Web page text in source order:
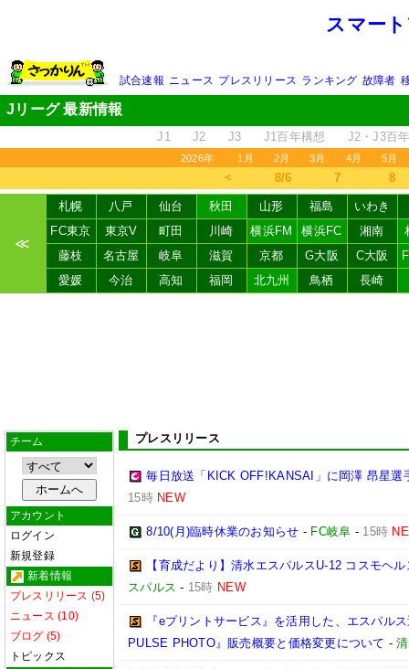
スマー
試合速報 ニュース プレスリリース ランキング 故障者
Jリーグ 最新情報
J1 J2 J3 J1百年構想 J2・J3百
2026年 1月 2月 3月 4月 5月
＜ 8/6 7 8
≪
札幌 八戸 仙台 秋田 山形 福島
いわき
FC東京
東京V 町田 川崎 横浜FM 横浜FC 湘南
藤枝
名古屋 岐阜 滋賀 京都 G大阪 C大阪
愛媛
今治 高知 福岡 北九州 鳥栖 長崎
チーム
アカウント
ログイン
新規登録
新着情報
プレスリリース (5)
ニュース (10)
ブログ (5)
トピックス
プレスリリース
毎日放送「KICK OFF!KANSAI」に岡澤 昂星選
15時 NEW
8/10(月)臨時休業のお知らせ - FC岐阜 - 15時
【育成だより】清水エスパルスU-12 コスモヘ
スパルス - 15時 NEW
『eプリントサービス』を活用した、エスパル
PULSE PHOTO』販売概要と価格変更について -